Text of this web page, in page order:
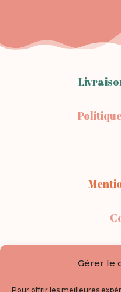
Gérer le
Pour offrir les meilleures A